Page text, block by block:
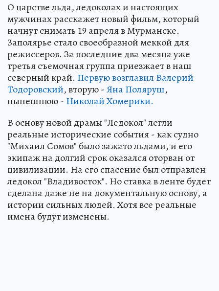
О царстве льда, ледоколах и настоящих
мужчинах расскажет новый фильм, который
начнут снимать 19 апреля в Мурманске.
Заполярье стало своеобразной меккой для
режиссеров. За последние два месяца уже
третья съемочная группа приезжает в наш
северный край. Первую возглавил Валерий
Тодоровский, вторую -Яна Поляруш,
нынешнюю - Николай Хомерики.
В основу новой драмы "Ледокол" легли
реальные исторические события - как судно
"Михаил Сомов" было зажато льдами, и его
экипаж на долгий срок оказался оторван от
цивилизации. На его спасение был отправлен
ледокол "Владивосток". Но ставка в ленте будет
сделана даже не на документальную основу, а
истории сильных людей. Хотя все реальные
имена будут изменены.